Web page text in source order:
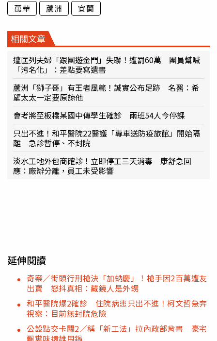
萬華
蘆洲 宜蘭
相關文章
遭匡列夫婦「跟團遊金門」失聯！遭罰60萬 團員幫喊
「污名化」：差點要寫遺書
蘆洲「獅子哥」有王者風範！誠實公布足跡 名醫：希
望太太一定要原諒他
會考將至板橋某國中傳學生確診 兩班54人今停課
只出不進！和平醫院22醫護「專車送防疫旅館」開始隔
離 急診暫停、不封院
淡水工地外包商確診！立即停工三天消毒 康舒急回
應：廠辦分離，員工未受影響
延伸閱讀
奇案／街頭行刑槍決「加蚋慶」！槍手因2百萬遭友
出賣 怒抖真相：藏鏡人是外甥
和平醫院爆2確診 住院病患只出不進！柯文哲急奔
視察：目前無封院危險
公設點交卡關2／稱「新工法」拉內政部背書 豪宅
飄糞味遠雄甩鍋